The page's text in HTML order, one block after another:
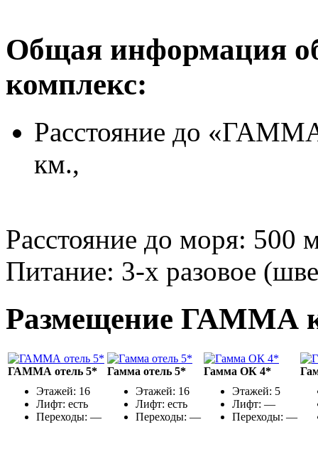
Общая информация
комплекс:
Расстояние до
км.,
Расстояние до моря: 500
Питание: 3-х разовое
Размещение ГАММА
ГАММА отель 5*
Этажей: 16
Лифт: есть
Переходы: —
Гамма отель 5*
Этажей: 16
Лифт: есть
Переходы: —
Гамма ОК 4*
Этажей: 5
Лифт: —
Переходы: —